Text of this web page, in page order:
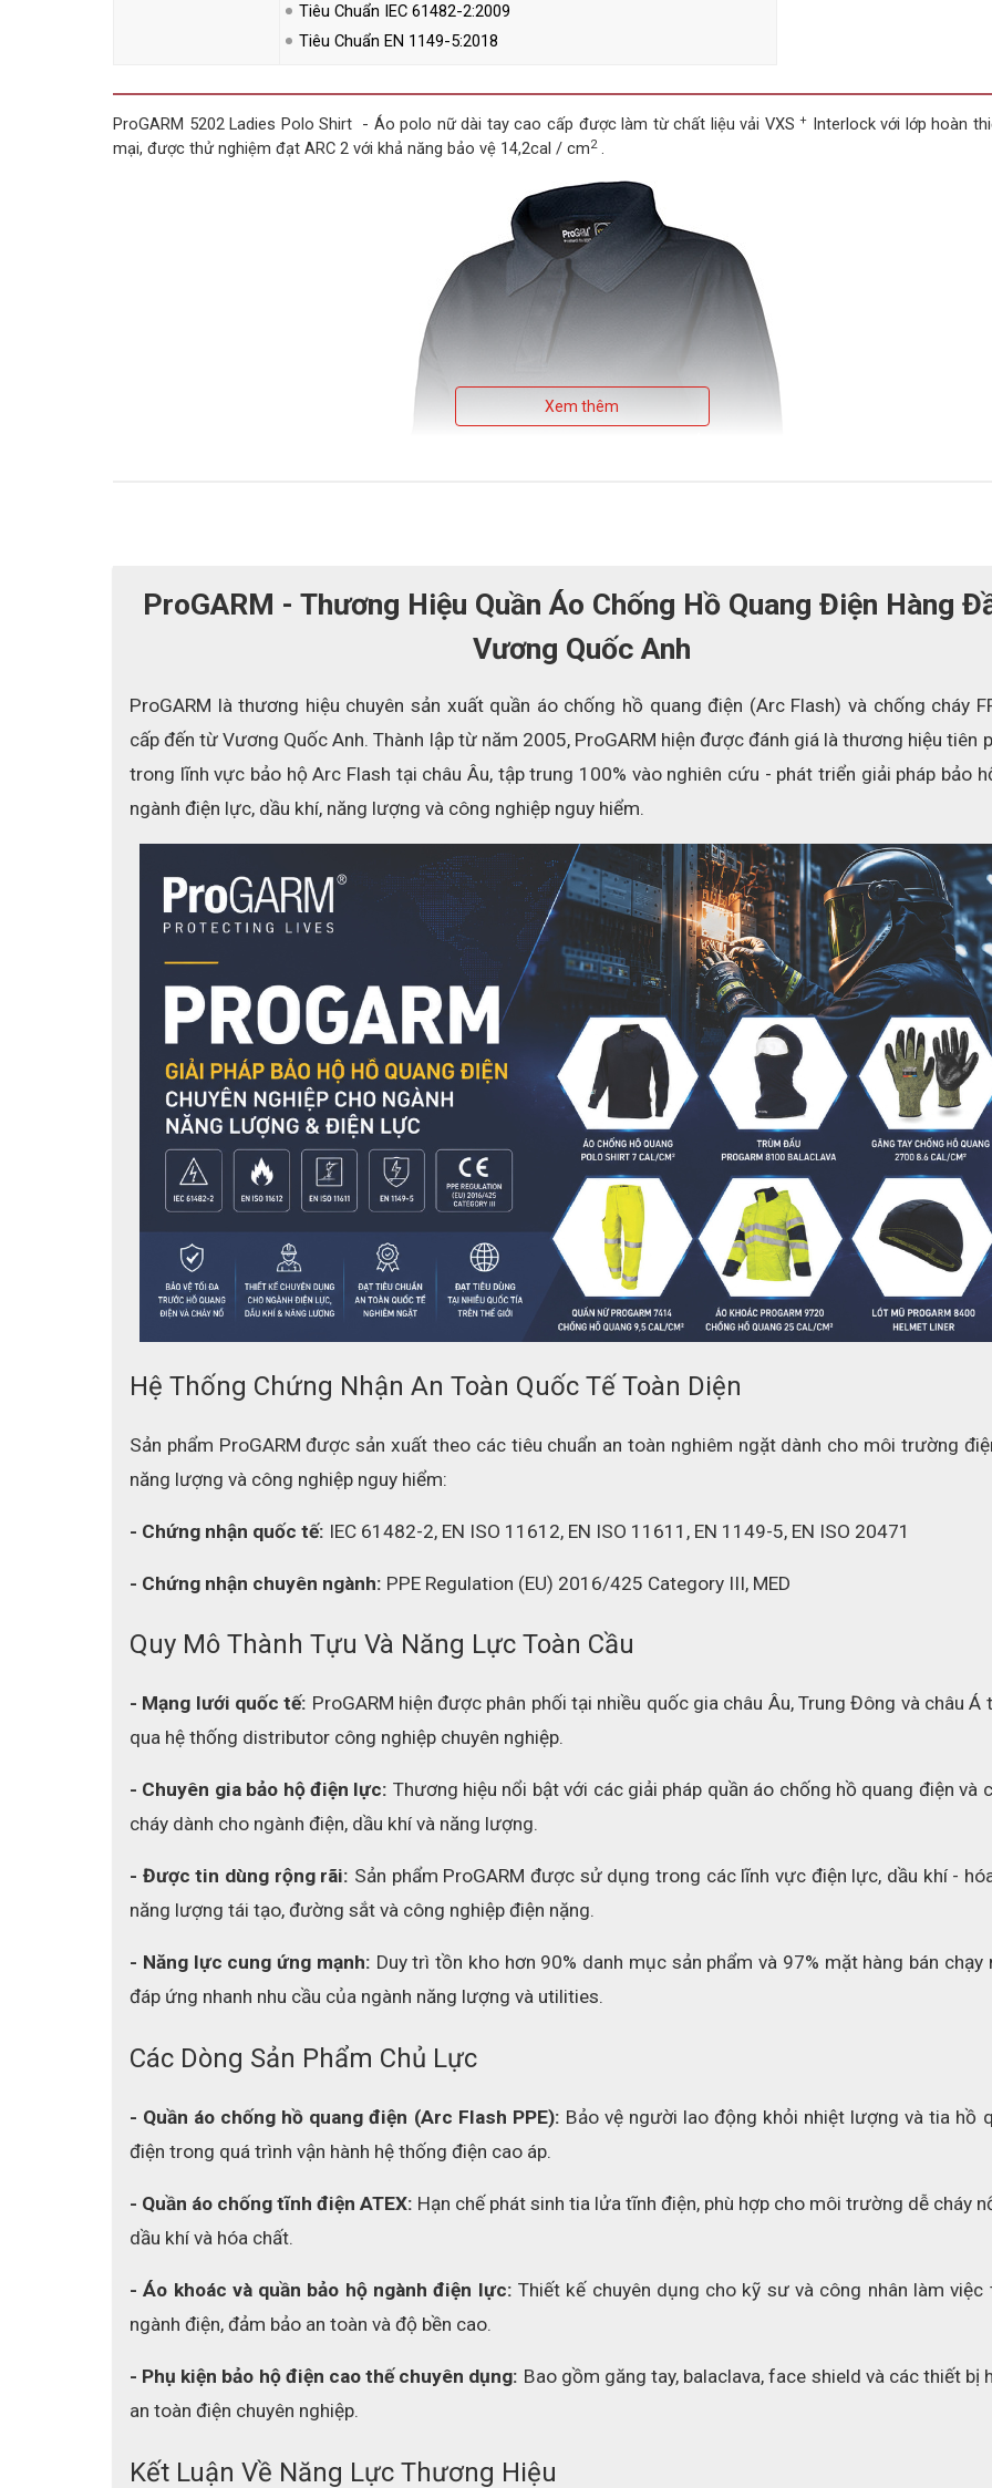
Tiêu Chuẩn IEC 61482-2:2009
Tiêu Chuẩn EN 1149-5:2018
ProGARM 5202 Ladies Polo Shirt - Áo polo nữ dài tay cao cấp được làm từ chất liệu vải VXS+ Interlock với lớp hoàn
mại, được thử nghiệm đạt ARC 2 với khả năng bảo vệ 14,2cal / cm2.
Bảo vệ hồ quang điện với vải chống cháy
Chất liệu VXS+ - cảm giác tự nhiên, thoải mái & mềm mại
- Chứng nhận CE
Cổ áo dệt kim có nắp - đảm bảo xuất hiện tốt nhất sau khi giặt
Màu sắc xanh navy phù hợp với các sản phẩm may mặc khác ProGARM - ngoại hình đẹp nhất
SafetyICON TMtrên tay - hệ thống biểu tượng EN Norm trực quan
TIÊU CHUẨN
- EN ISO 11612:2015 | A1 | B1 | C1 | F1
- EN 1149-5:2008
- IEC 61482-2:2009 | Class 1 4kA | 14.2cal/cm2
Xem thêm
ProGARM - Thương Hiệu Quần Áo Chống Hồ Quang Điện Hàng
Vương Quốc Anh
ProGARM là thương hiệu chuyên sản xuất quần áo chống hồ quang điện (Arc Flash) và chống cháy
cấp đến từ Vương Quốc Anh. Thành lập từ năm 2005, ProGARM hiện được đánh giá là thương hiệu tiên
trong lĩnh vực bảo hộ Arc Flash tại châu Âu, tập trung 100% vào nghiên cứu - phát triển giải pháp bảo
ngành điện lực, dầu khí, năng lượng và công nghiệp nguy hiểm.
Hệ Thống Chứng Nhận An Toàn Quốc Tế Toàn Diện
Sản phẩm ProGARM được sản xuất theo các tiêu chuẩn an toàn nghiêm ngặt dành cho môi trường
năng lượng và công nghiệp nguy hiểm:
- Chứng nhận quốc tế: IEC 61482-2, EN ISO 11612, EN ISO 11611, EN 1149-5, EN ISO 20471
- Chứng nhận chuyên ngành: PPE Regulation (EU) 2016/425 Category III, MED
Quy Mô Thành Tựu Và Năng Lực Toàn Cầu
- Mạng lưới quốc tế: ProGARM hiện được phân phối tại nhiều quốc gia châu Âu, Trung Đông và châu Á
qua hệ thống distributor công nghiệp chuyên nghiệp.
- Chuyên gia bảo hộ điện lực: Thương hiệu nổi bật với các giải pháp quần áo chống hồ quang điện và
cháy dành cho ngành điện, dầu khí và năng lượng.
- Được tin dùng rộng rãi: Sản phẩm ProGARM được sử dụng trong các lĩnh vực điện lực, dầu khí -
năng lượng tái tạo, đường sắt và công nghiệp điện nặng.
- Năng lực cung ứng mạnh: Duy trì tồn kho hơn 90% danh mục sản phẩm và 97% mặt hàng bán chạy
đáp ứng nhanh nhu cầu của ngành năng lượng và utilities.
Các Dòng Sản Phẩm Chủ Lực
- Quần áo chống hồ quang điện (Arc Flash PPE): Bảo vệ người lao động khỏi nhiệt lượng và tia hồ
điện trong quá trình vận hành hệ thống điện cao áp.
- Quần áo chống tĩnh điện ATEX: Hạn chế phát sinh tia lửa tĩnh điện, phù hợp cho môi trường dễ cháy
dầu khí và hóa chất.
- Áo khoác và quần bảo hộ ngành điện lực: Thiết kế chuyên dụng cho kỹ sư và công nhân làm việc
ngành điện, đảm bảo an toàn và độ bền cao.
- Phụ kiện bảo hộ điện cao thế chuyên dụng: Bao gồm găng tay, balaclava, face shield và các thiết bị
an toàn điện chuyên nghiệp.
Kết Luận Về Năng Lực Thương Hiệu